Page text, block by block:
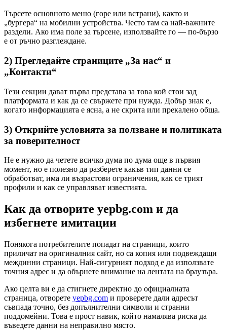
Търсете основното меню (горе или встрани), както и
„бургера“ на мобилни устройства. Често там са най-важните
раздели. Ако има поле за търсене, използвайте го — по-бързо
е от ръчно разглеждане.
2) Прегледайте страниците „За нас“ и
„Контакти“
Тези секции дават първа представа за това кой стои зад
платформата и как да се свържете при нужда. Добър знак е,
когато информацията е ясна, а не скрита или прекалено обща.
3) Открийте условията за ползване и политиката
за поверителност
Не е нужно да четете всичко дума по дума още в първия
момент, но е полезно да разберете какъв тип данни се
обработват, има ли възрастови ограничения, как се трият
профили и как се управляват известията.
Как да отворите yepbg.com и да
избегнете имитации
Понякога потребителите попадат на страници, които
приличат на оригиналния сайт, но са копия или подвеждащи
междинни страници. Най-сигурният подход е да използвате
точния адрес и да обърнете внимание на лентата на браузъра.
Ако целта ви е да стигнете директно до официалната
страница, отворете yepbg.com и проверете дали адресът
съвпада точно, без допълнителни символи и странни
поддомейни. Това е прост навик, който намалява риска да
въведете данни на неправилно място.